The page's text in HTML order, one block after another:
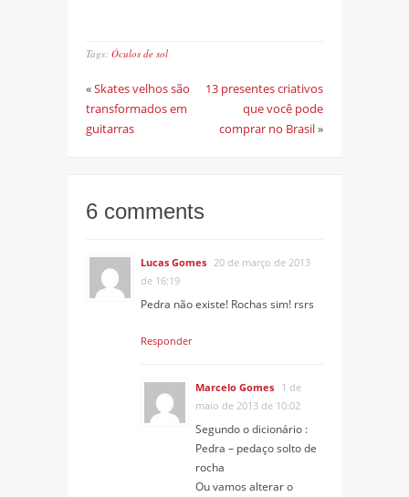
Tags: Óculos de sol
«Skates velhos são
transformados em
guitarras
13 presentes criativos
que você pode
comprar no Brasil»
6 comments
Lucas Gomes 20 de março de 2013
de 16:19
Pedra não existe! Rochas sim! rsrs
Responder
Marcelo Gomes 1 de
maio de 2013 de 10:02
Segundo o dicionário :
Pedra – pedaço solto de
rocha
Ou vamos alterar o